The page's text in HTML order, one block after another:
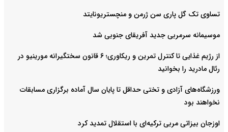
تساوی تک گل پاری سن ژرمن و منچستریونایتد
موسیمانه سرمربی جدید آفریقای جنوبی شد
از رژیم غذایی تا کنترل تمرین و ریکاوری؛ ۶ قانون سختگیرانه مورینیو در
رئال مادرید را بخوانید
ورزشگاه‌های آزادی و تختی حداقل تا پایان سال آماده برگزاری مسابقات
نخواهند بود
اوزجان بیزاتی مربی ترکیه‌ای با استقلال تمدید کرد